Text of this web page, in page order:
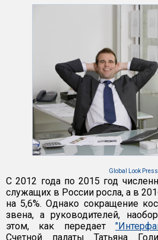
Global Look Press
С 2012 года по 2015 год
служащих в России росла, а в
на 5,6%. Однако сокращение
звена, а руководителей,
этом, как передает
Счетной палаты Татьяна